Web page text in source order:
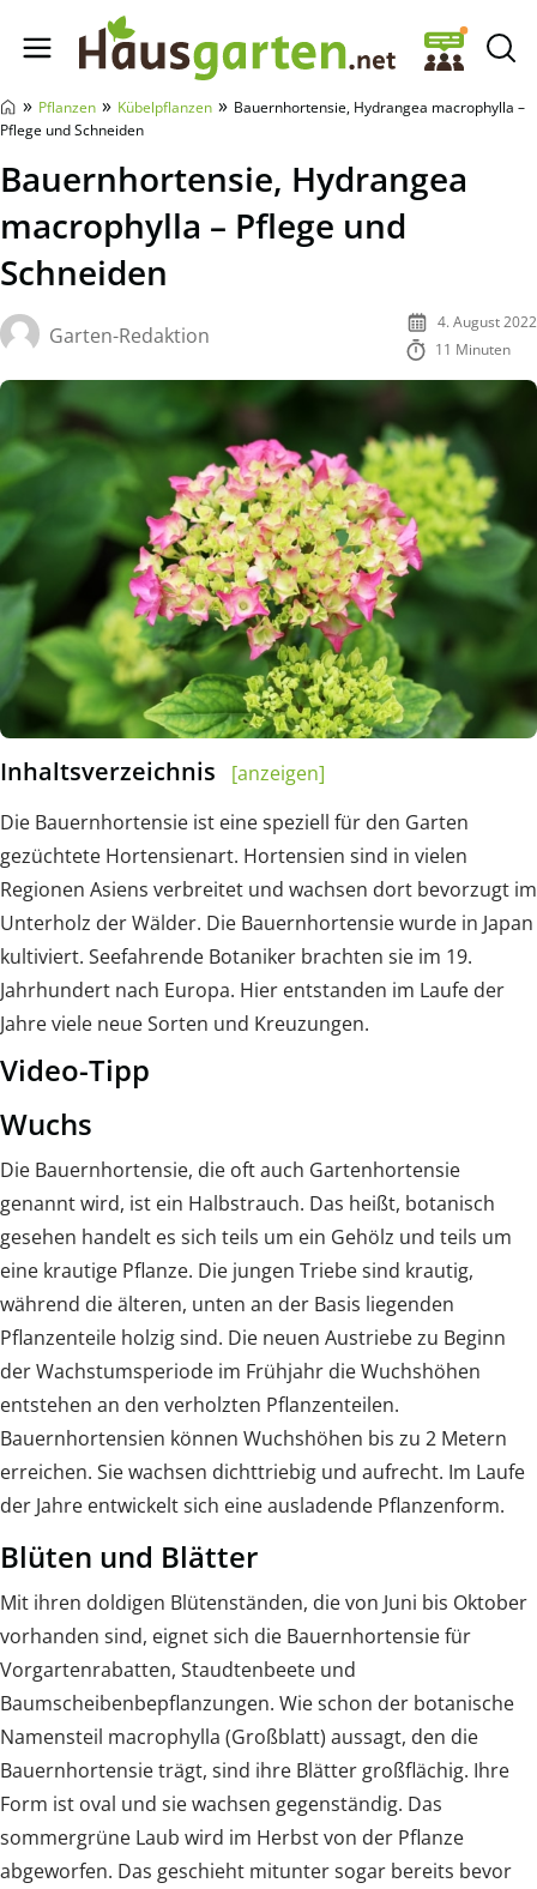
Hausgarten.net
» Pflanzen » Kübelpflanzen » Bauernhortensie, Hydrangea macrophylla –
Pflege und Schneiden
Bauernhortensie, Hydrangea
macrophylla – Pflege und
Schneiden
Garten-Redaktion
4. August 2022
11 Minuten
Inhaltsverzeichnis
[anzeigen]
Die Bauernhortensie ist eine speziell für den Garten
gezüchtete Hortensienart. Hortensien sind in vielen
Regionen Asiens verbreitet und wachsen dort bevorzugt im
Unterholz der Wälder. Die Bauernhortensie wurde in Japan
kultiviert. Seefahrende Botaniker brachten sie im 19.
Jahrhundert nach Europa. Hier entstanden im Laufe der
Jahre viele neue Sorten und Kreuzungen.
Video-Tipp
Wuchs
Die Bauernhortensie, die oft auch Gartenhortensie
genannt wird, ist ein Halbstrauch. Das heißt, botanisch
gesehen handelt es sich teils um ein Gehölz und teils um
eine krautige Pflanze. Die jungen Triebe sind krautig,
während die älteren, unten an der Basis liegenden
Pflanzenteile holzig sind. Die neuen Austriebe zu Beginn
der Wachstumsperiode im Frühjahr die Wuchshöhen
entstehen an den verholzten Pflanzenteilen.
Bauernhortensien können Wuchshöhen bis zu 2 Metern
erreichen. Sie wachsen dichttriebig und aufrecht. Im Laufe
der Jahre entwickelt sich eine ausladende Pflanzenform.
Blüten und Blätter
Mit ihren doldigen Blütenständen, die von Juni bis Oktober
vorhanden sind, eignet sich die Bauernhortensie für
Vorgartenrabatten, Staudtenbeete und
Baumscheibenbepflanzungen. Wie schon der botanische
Namensteil macrophylla (Großblatt) aussagt, den die
Bauernhortensie trägt, sind ihre Blätter großflächig. Ihre
Form ist oval und sie wachsen gegenständig. Das
sommergrüne Laub wird im Herbst von der Pflanze
abgeworfen. Das geschieht mitunter sogar bereits bevor